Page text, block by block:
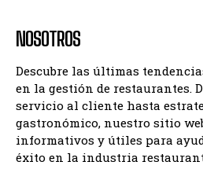
NOSOTROS
Descubre las últimas
en la gestión de restaurantes.
servicio al cliente hasta
gastronómico, nuestro sitio
informativos y útiles para
éxito en la industria